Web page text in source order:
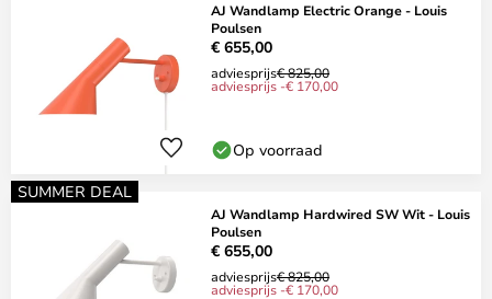
AJ Wandlamp Electric Orange - Louis
Poulsen
€ 655,00
adviesprijs€ 825,00
adviesprijs -€ 170,00
Op voorraad
SUMMER DEAL
AJ Wandlamp Hardwired SW Wit - Louis
Poulsen
€ 655,00
adviesprijs€ 825,00
adviesprijs -€ 170,00